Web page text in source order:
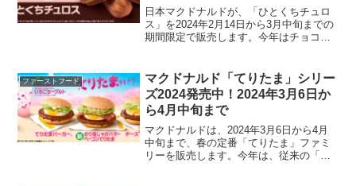
日本マクドナルドが、「ひとくちチュロ
ス」を2024年2月14日から3月中旬までの
期間限定で販売します。今年はチョコク
格は1箱4ピース入りで、260円から（店舗
により価格...
ファーストフード
マクドナルド「てりたま」シリー
ズ2024発売中！2024年3月6日か
ら4月中旬まで
マクドナルドは、2024年3月6日から4月
中旬まで、春の定番「てりたま」ファミ
リーを販売します。今年は、従来の「て